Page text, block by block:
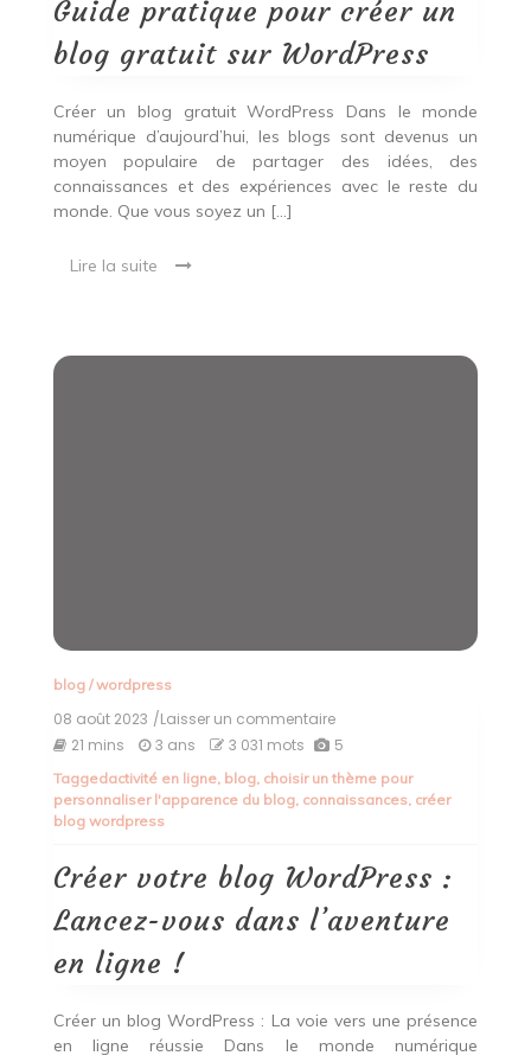
gratuit
sur
WordPress
Guide pratique pour créer un
blog gratuit sur WordPress
Créer un blog gratuit WordPress Dans le monde
numérique d’aujourd’hui, les blogs sont devenus un
moyen populaire de partager des idées, des
connaissances et des expériences avec le reste du
monde. Que vous soyez un […]
Lire la suite
blog/wordpress
08 août 2023 /Laisser un commentaireon
Créer
blog
WordPress
vous
dans
l’aventure
en
21 mins 3 ans 3 031 mots 5
Taggedactivité en ligne, blog, choisir un thème pour
personnaliser l'apparence du blog, connaissances, créer
blog wordpress
Créer votre blog WordPress :
Lancez-vous dans l’aventure
en ligne !
Créer un blog WordPress : La voie vers une présence
en ligne réussie Dans le monde numérique